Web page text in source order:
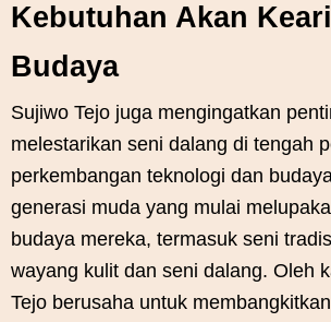
Kebutuhan Akan
Budaya
Sujiwo Tejo juga mengingatkan
melestarikan seni dalang di tengah
perkembangan teknologi dan
generasi muda yang mulai
budaya mereka, termasuk seni
wayang kulit dan seni dalang. Oleh
Tejo berusaha untuk